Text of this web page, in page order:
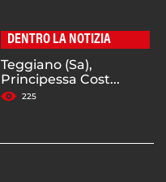
DENTRO LA NOTIZIA
Teggiano (Sa),
Principessa Cost...
225